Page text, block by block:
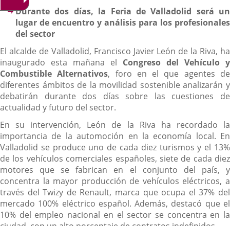
Durante dos días, la Feria de Valladolid será un
lugar de encuentro y análisis para los profesionales
del sector
El alcalde de Valladolid, Francisco Javier León de la Riva, ha
inaugurado esta mañana el Congreso del Vehículo y
Combustible Alternativos, foro en el que agentes de
diferentes ámbitos de la movilidad sostenible analizarán y
debatirán durante dos días sobre las cuestiones de
actualidad y futuro del sector.
En su intervención, León de la Riva ha recordado la
importancia de la automoción en la economía local. En
Valladolid se produce uno de cada diez turismos y el 13%
de los vehículos comerciales españoles, siete de cada diez
motores que se fabrican en el conjunto del país, y
concentra la mayor producción de vehículos eléctricos, a
través del Twizy de Renault, marca que ocupa el 37% del
mercado 100% eléctrico español. Además, destacó que el
10% del empleo nacional en el sector se concentra en la